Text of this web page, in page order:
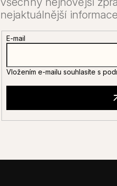
E-mail
Vložením e-mailu souhlasíte s